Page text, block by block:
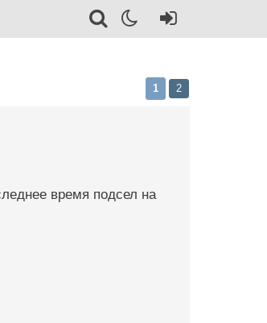
1 2
время подсел на